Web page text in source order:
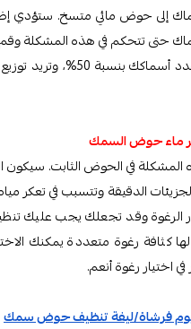
إلى حوض مائي متسخ. ستؤدي
حتى تتحكم في هذه المشكلة
المشكلة في الحوض الثابت.
الجزيئات الدقيقة وتتسبب في
وقد تجعلك يجب عليك
لها كثافة رغوة متعددة
اختيار رغوة أنعم.
فرشاة/ليفة تنظيف حوض سمك